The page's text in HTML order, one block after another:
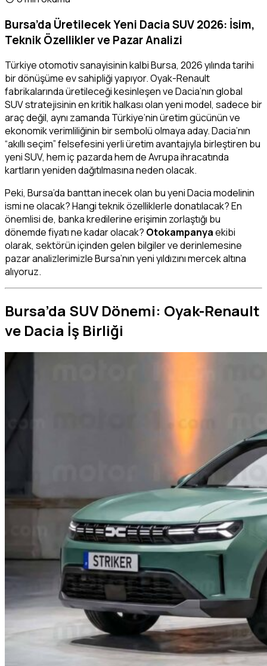
Bursa’da Üretilecek Yeni Dacia SUV 2026: İsim,
Teknik Özellikler ve Pazar Analizi
Türkiye otomotiv sanayisinin kalbi Bursa, 2026 yılında tarihi
bir dönüşüme ev sahipliği yapıyor. Oyak-Renault
fabrikalarında üretileceği kesinleşen ve Dacia’nın global
SUV stratejisinin en kritik halkası olan yeni model, sadece bir
araç değil, aynı zamanda Türkiye’nin üretim gücünün ve
ekonomik verimliliğinin bir sembolü olmaya aday. Dacia’nın
“akıllı seçim” felsefesini yerli üretim avantajıyla birleştiren bu
yeni SUV, hem iç pazarda hem de Avrupa ihracatında
kartların yeniden dağıtılmasına neden olacak.
Peki, Bursa’da banttan inecek olan bu yeni Dacia modelinin
ismi ne olacak? Hangi teknik özelliklerle donatılacak? En
önemlisi de, banka kredilerine erişimin zorlaştığı bu
dönemde fiyatı ne kadar olacak? Otokampanyaekibi
olarak, sektörün içinden gelen bilgiler ve derinlemesine
pazar analizlerimizle Bursa’nın yeni yıldızını mercek altına
alıyoruz.
Bursa’da SUV Dönemi: Oyak-Renault
ve Dacia İş Birliği